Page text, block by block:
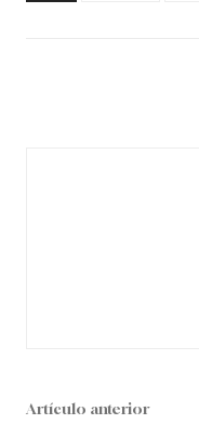
Artículo anterior